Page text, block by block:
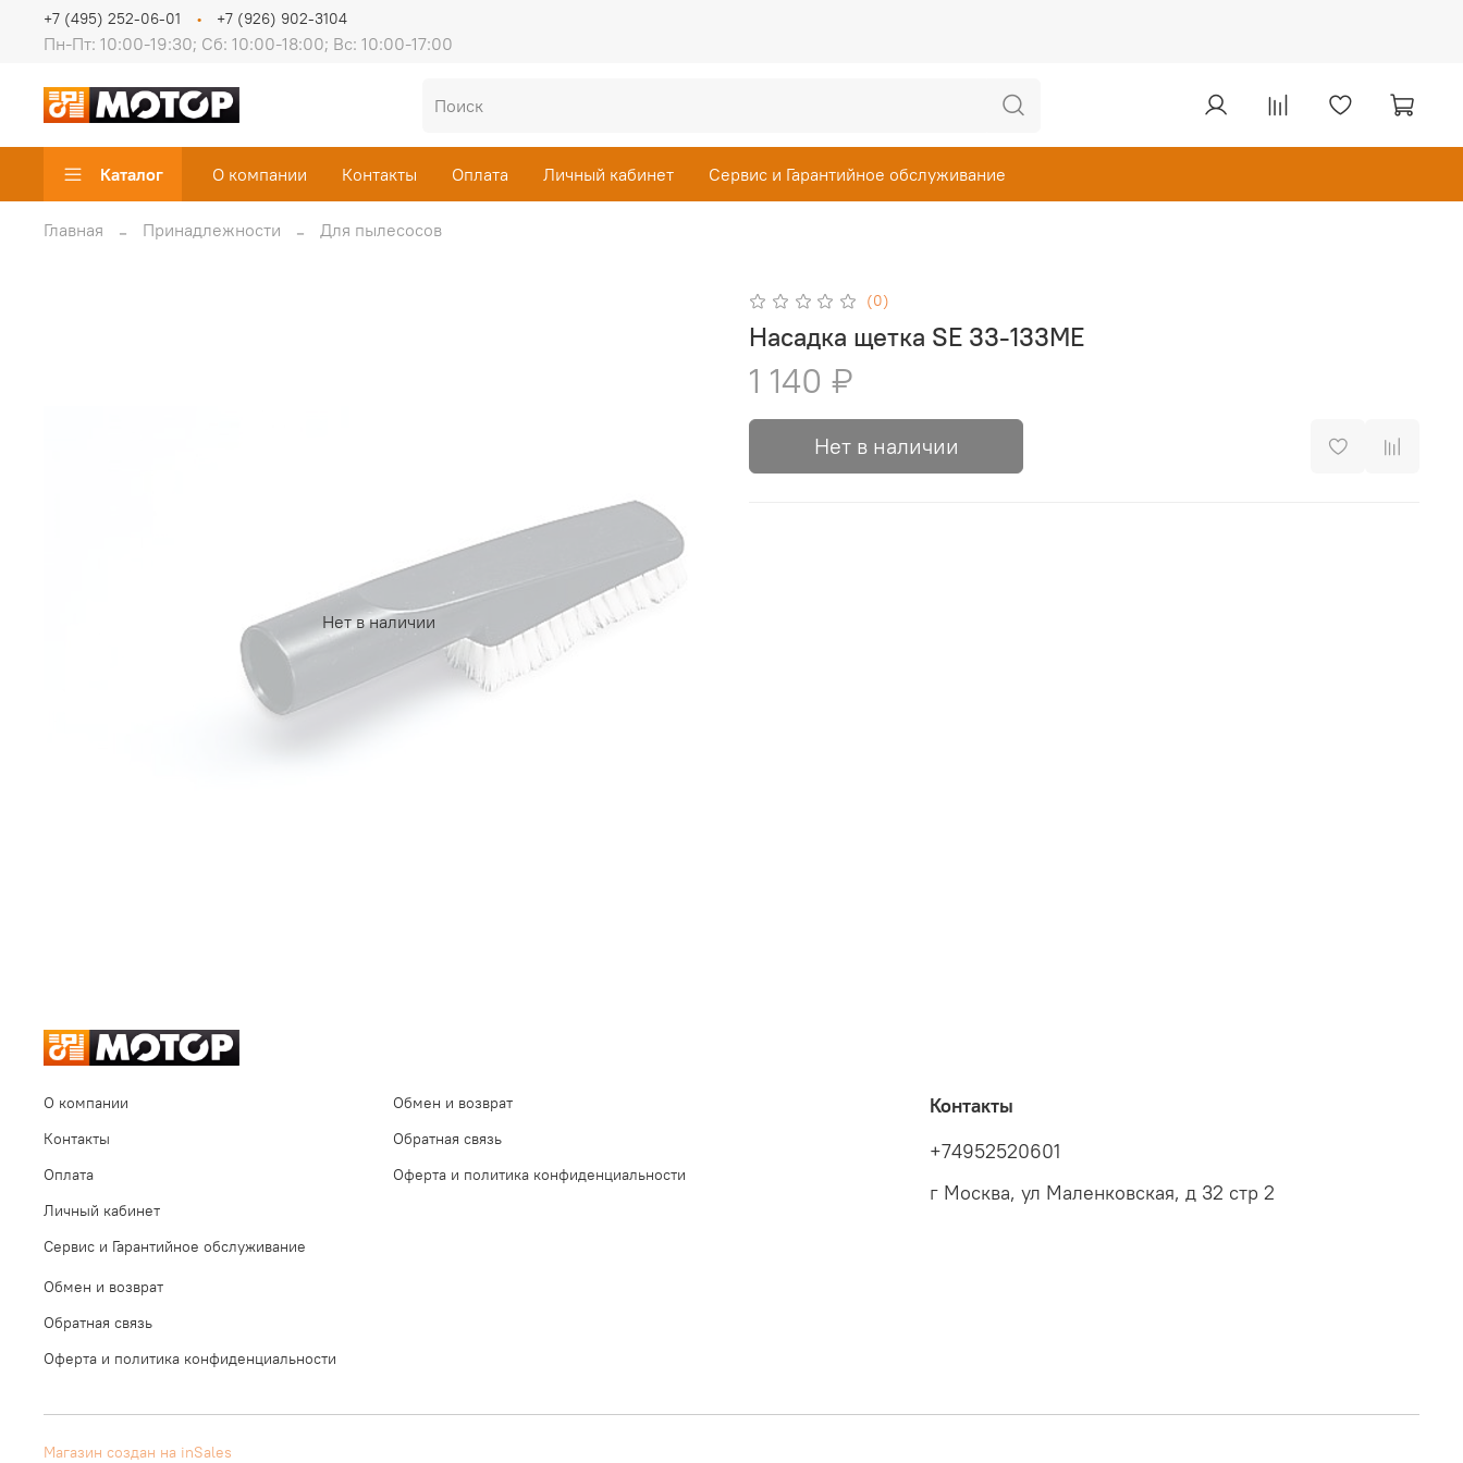
Пн-Пт: 10:00-19:30; Сб: 10:00-18:00; Вс: 10:00-17:00
+7 (495) 252-06-01 +7 (926) 902-3104
Каталог О компании Контакты Оплата Личный кабинет Сервис и Гарантийное обслуживание
Главная Принадлежности Для пылесосов
Нет в наличии
(0)
Насадка щетка SE 33-133MЕ
1 140 ₽
Нет в наличии
О компании
Контакты
Оплата
Личный кабинет
Сервис и Гарантийное обслуживание
Обмен и возврат
Обратная связь
Оферта и политика конфиденциальности
Обмен и возврат
Обратная связь
Оферта и политика конфиденциальности
Контакты
+74952520601
г Москва, ул Маленковская, д 32 стр 2
Магазин создан на inSales